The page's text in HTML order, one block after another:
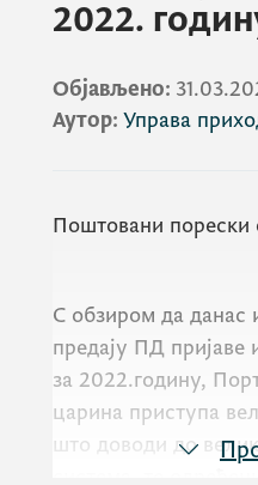
2022.
Објављено:
Аутор: Управа
Поштовани порески
С обзиром да данас
предају ПД пријаве
за 2022.годину,
царина приступа
што доводи до